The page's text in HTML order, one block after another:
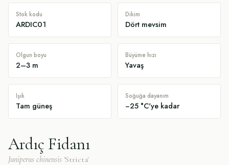
Stok kodu
ARDIC01
Dikim
Dört mevsim
Olgun boyu
2–3 m
Büyüme hızı
Yavaş
Işık
Tam güneş
Soğuğa dayanım
−25 °C'ye kadar
Ardıç Fidanı
Juniperus chinensis 'Stricta'